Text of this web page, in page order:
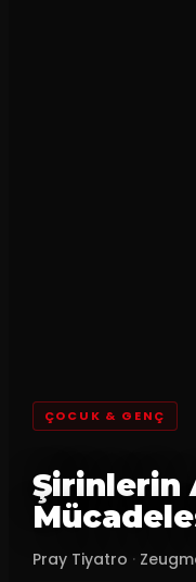
ÇOCUK & GENÇ
Şirinlerin
Pray Tiyatro ·